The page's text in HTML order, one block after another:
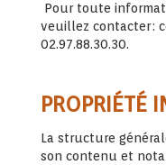
Pour toute
veuillez contacter :
02.97.88.30.30.
PROPRIÉTÉ
La structure
son contenu et